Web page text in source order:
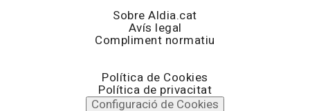
Sobre Aldia.cat
Avís legal
Compliment normatiu
Política de Cookies
Política de privacitat
Configuració de Cookies